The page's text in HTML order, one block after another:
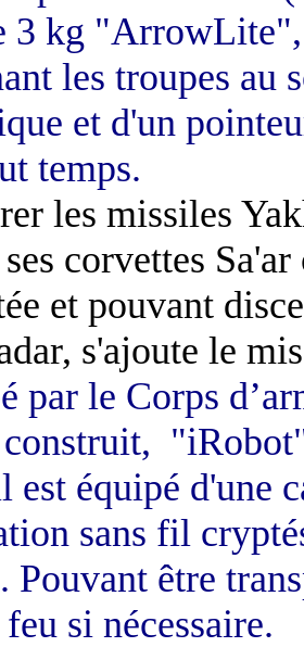
3 kg "ArrowLite",
les troupes au
et d'un
temps.
les missiles
corvettes
et pouvant
s'ajoute le
par le Corps
est équipé d'une
sans fil
Pouvant être
si nécessaire.